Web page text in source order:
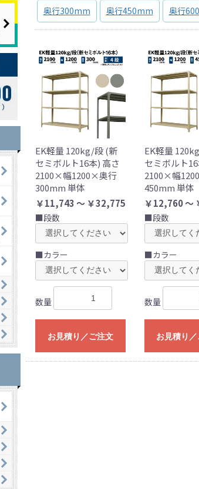
奥行300mm
奥行450mm 奥行
EK軽量 120kg/段 (新
セミボルト16本) 高さ
2100×幅1200×奥行
300mm 単体
￥11,743 ～ ￥32,775
■段数
■カラー
数量
お見積り／ご注文
EK軽量
セミボルト
2100×幅
450mm 単体
￥12,760 ～
■段数
■カラー
数量
お見積り